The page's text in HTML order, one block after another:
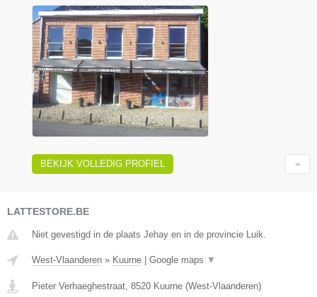
BEKIJK VOLLEDIG PROFIEL
LATTESTORE.BE
Niet gevestigd in de plaats Jehay en in de provincie Luik.
West-Vlaanderen » Kuurne Google maps ▼
Pieter Verhaeghestraat, 8520 Kuurne (West-Vlaanderen)